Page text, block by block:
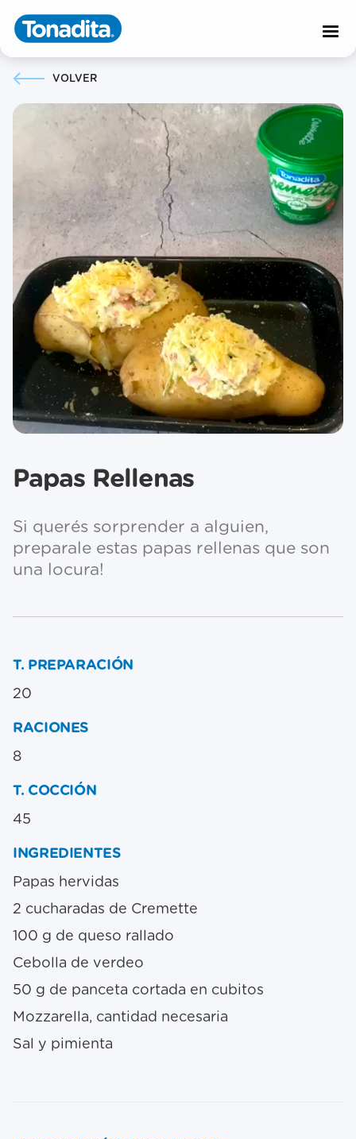
VOLVER
Papas Rellenas
Si querés sorprender a alguien,
preparale estas papas rellenas que son
una locura!
T. PREPARACIÓN
20
RACIONES
8
T. COCCIÓN
45
INGREDIENTES
Papas hervidas
2 cucharadas de Cremette
100 g de queso rallado
Cebolla de verdeo
50 g de panceta cortada en cubitos
Mozzarella, cantidad necesaria
Sal y pimienta